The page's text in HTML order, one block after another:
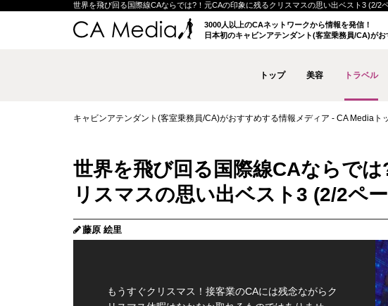
世界を飛び回る国際線CAならでは?！元CAの印象に残るクリスマスの思い出ベスト3 (2/
3000人以上のCAネットワークから情報を発信！
日本初のキャビンアテンダント(客室乗務員/CA)が
トップ 美容 トラベル
キャビンアテンダント(客室乗務員/CA)がおすすめする情報メディア - CA Mediaト
世界を飛び回る国際線CAならで
リスマスの思い出ベスト3 (2/2ペ
藤原 絵里
もうすぐクリスマス！接客業のCAには残念ながらク